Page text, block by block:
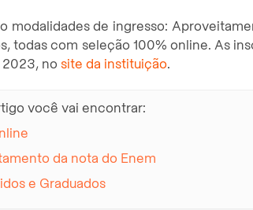
modalidades de ingresso:
todas com seleção 100% online. As
no site da instituição.
você vai encontrar:
da nota do Enem
e Graduados